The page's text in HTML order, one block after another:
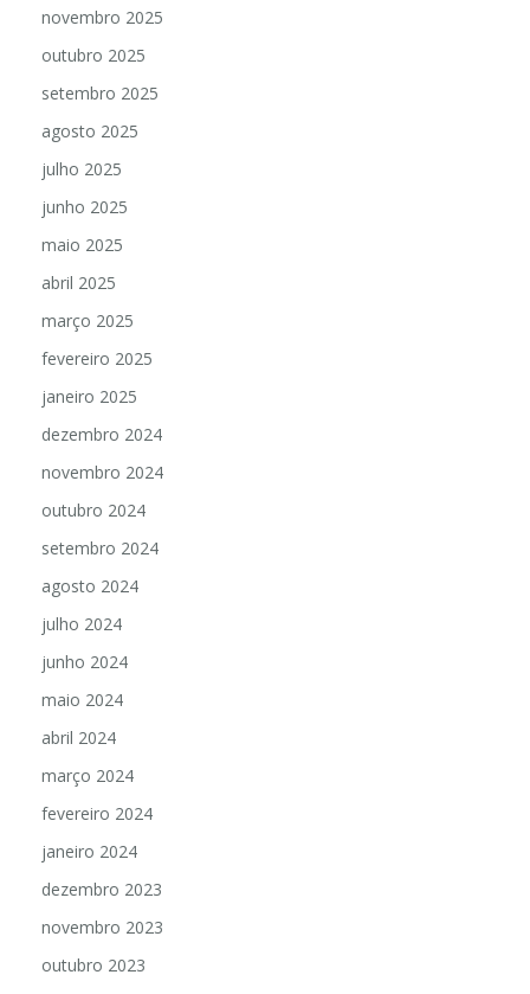
novembro 2025
outubro 2025
setembro 2025
agosto 2025
julho 2025
junho 2025
maio 2025
abril 2025
março 2025
fevereiro 2025
janeiro 2025
dezembro 2024
novembro 2024
outubro 2024
setembro 2024
agosto 2024
julho 2024
junho 2024
maio 2024
abril 2024
março 2024
fevereiro 2024
janeiro 2024
dezembro 2023
novembro 2023
outubro 2023